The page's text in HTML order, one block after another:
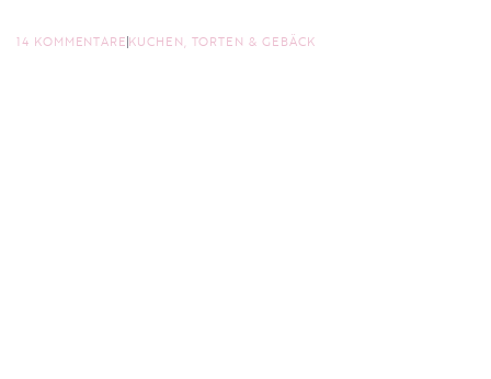
14 KOMMENTAREKUCHEN, TORTEN & GEBÄCK